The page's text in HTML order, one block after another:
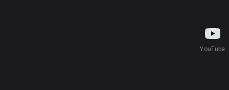
YouTube